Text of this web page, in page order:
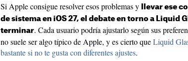
Si Apple consigue resolver esos problemas y
llevar ese
de sistema en iOS 27, el debate en torno a Liquid
terminar. Cada usuario podría ajustarlo según sus
no suele ser algo típico de Apple, y es cierto queLiquid
bastante si no te gusta con diferentes ajustes.